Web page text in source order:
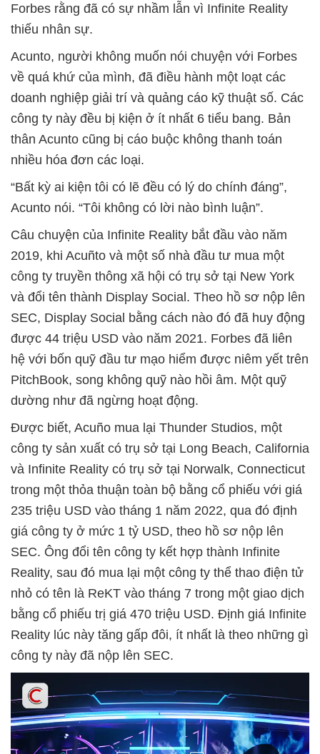
Forbes rằng đã có sự nhầm lẫn vì Infinite Reality
thiếu nhân sự.
Acunto, người không muốn nói chuyện với Forbes
về quá khứ của mình, đã điều hành một loạt các
doanh nghiệp giải trí và quảng cáo kỹ thuật số. Các
công ty này đều bị kiện ở ít nhất 6 tiểu bang. Bản
thân Acunto cũng bị cáo buộc không thanh toán
nhiều hóa đơn các loại.
“Bất kỳ ai kiện tôi có lẽ đều có lý do chính đáng”,
Acunto nói. “Tôi không có lời nào bình luận”.
Câu chuyện của Infinite Reality bắt đầu vào năm
2019, khi Acuñto và một số nhà đầu tư mua một
công ty truyền thông xã hội có trụ sở tại New York
và đổi tên thành Display Social. Theo hồ sơ nộp lên
SEC, Display Social bằng cách nào đó đã huy động
được 44 triệu USD vào năm 2021. Forbes đã liên
hệ với bốn quỹ đầu tư mạo hiểm được niêm yết trên
PitchBook, song không quỹ nào hồi âm. Một quỹ
dường như đã ngừng hoạt động.
Được biết, Acuño mua lại Thunder Studios, một
công ty sản xuất có trụ sở tại Long Beach, California
và Infinite Reality có trụ sở tại Norwalk, Connecticut
trong một thỏa thuận toàn bộ bằng cổ phiếu với giá
235 triệu USD vào tháng 1 năm 2022, qua đó định
giá công ty ở mức 1 tỷ USD, theo hồ sơ nộp lên
SEC. Ông đổi tên công ty kết hợp thành Infinite
Reality, sau đó mua lại một công ty thể thao điện tử
nhỏ có tên là ReKT vào tháng 7 trong một giao dịch
bằng cổ phiếu trị giá 470 triệu USD. Định giá Infinite
Reality lúc này tăng gấp đôi, ít nhất là theo những gì
công ty này đã nộp lên SEC.